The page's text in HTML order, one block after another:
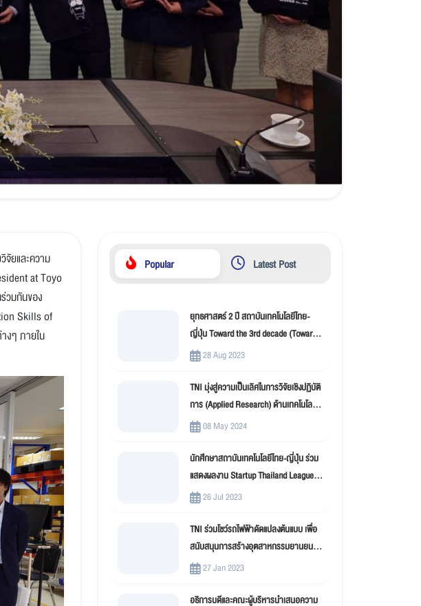
จัยและความ
at Toyo
วมกันของ
Skills of
งๆ ภายใน
Popular Latest Post
ยุทธศาสตร์ 2 ปี สถาบันเทคโนโลยีไทย-
ญี่ปุ่น Toward the 3rd decade (Toward
New Innovation –TNI)
28 Aug 2023
TNI มุ่งสู่ความเป็นเลิศในการวิจัยเชิงปฏิบัติ
การ (Applied Research) ด้านเทคโนโลยี
สารสนเทศ
08 May 2024
นักศึกษาสถาบันเทคโนโลยีไทย-ญี่ปุ่น ร่วม
แสดงผลงาน Startup Thailand League
202326 Jul 2023
TNI ร่วมโชว์รถไฟฟ้าดัดแปลงต้นแบบ เพื่อ
สนับสนุนการสร้างอุตสาหกรรมยานยนต์
ไฟฟ้าดัดแปลง (EV Conversion)
27 Jan 2023
อธิการบดีและคณะผู้บริหารนำเสนอความ